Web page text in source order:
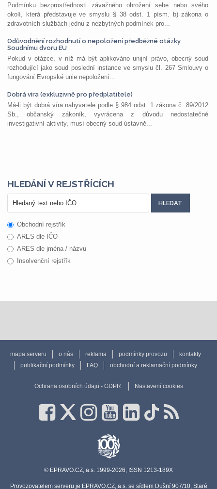
Podmínku bezprostřednosti závažného ohrožení sebe nebo svého
okolí, která představuje ve smyslu § 38 odst. 1 písm. b) zákona o
zdravotních službách jednu z nezbytných podmínek pro...
Odůvodnění rozhodnutí o nepoložení předběžné otázky
Soudnímu dvoru EU
Pokud v otázce, v níž má být aplikováno unijní právo, obecný soud
rozhodující jako soud poslední instance ve smyslu čl. 267 Smlouvy o
fungování Evropské unie nepoložení...
Dobrá víra (exkluzivně pro předplatitele)
Má-li být dobrá víra nabyvatele podle § 984 odst. 1 zákona č. 89/2012
Sb., občanský zákoník, vyvrácena z důvodu nedostatečné
investigativní aktivity, musí obecný soud ústavně...
HLEDÁNÍ V REJSTŘÍCÍCH
Obchodní rejstřík
ARES dle IČO
ARES dle jména / názvu
Insolvenční rejstřík
mapa serveru o nás reklama podmínky provozu
kontakty
publikační podmínky
FAQ obchodní a reklamační podmínky
Ochrana osobních údajů - GDPR Nastavení cookies
© EPRAVO.CZ, a.s. 1999-2026, ISSN 1213-189X
Provozovatelem serveru je EPRAVO.CZ, a.s. se sídlem Dušní 907/10, Staré